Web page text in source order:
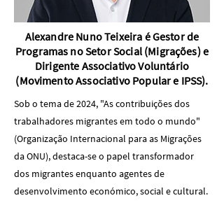
Alexandre Nuno Teixeira é Gestor de
Programas no Setor Social (Migrações) e
Dirigente Associativo Voluntário
(Movimento Associativo Popular e IPSS).
Sob o tema de 2024, "As contribuições dos
trabalhadores migrantes em todo o mundo"
(Organização Internacional para as Migrações
da ONU), destaca-se o papel transformador
dos migrantes enquanto agentes de
desenvolvimento económico, social e cultural.